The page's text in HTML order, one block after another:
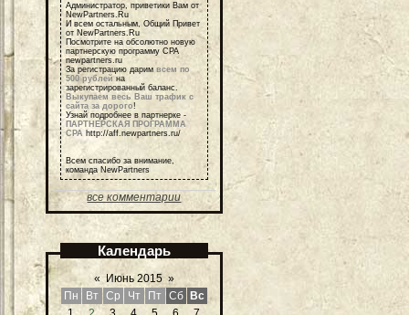
Администратор, приветики Вам от
NewPartners.Ru
И всем остальным, Общий Привет
от NewPartners.Ru
Посмотрите на обсолютно новую
партнерскую программу СРА
newpartners.ru
За регистрацию дарим всем по
500 рублей на
зарегистрированный баланс.
Выкупаем весь Ваш трафик с
сайта за дорого!
Узнай подробнее в партнерке -
ПАРТНЕРСКАЯ ПРОГРАММА
СРА http://aff.newpartners.ru/
Всем спасибо за внимание,
команда NewPartners
все комментарии
Календарь
« Июнь 2015 »
Пн
Вт Ср Чт Пт Сб
Вс